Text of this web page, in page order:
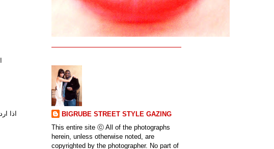
اذا
BIGRUBE STREET STYLE GAZING
This entire site ⓒ All of the photographs
herein, unless otherwise noted, are
copyrighted by the photographer. No part of